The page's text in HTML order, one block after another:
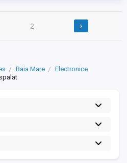
2 ›
Baia Mare
Electronice